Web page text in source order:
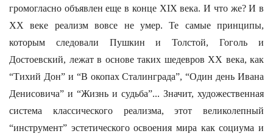
громогласно объявлен еще в конце XIX века. И что же? И в
XX веке реализм вовсе не умер. Те самые принципы,
которым следовали Пушкин и Толстой, Гоголь и
Достоевский, лежат в основе таких шедевров XX века, как
“Тихий Дон” и “В окопах Сталинграда”, “Один день Ивана
Денисовича” и “Жизнь и судьба”... Значит, художественная
система классического реализма, этот великолепный
“инструмент” эстетического освоения мира как социума и